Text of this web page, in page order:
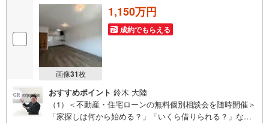
画像31枚
1,150万円
成約でもらえる
おすすめポイント 鈴木 大陸
（1）＜不動産・住宅ローンの無料個別相談会を随時開催＞
「家探しは何から始める？」「いくら借りられる？」な